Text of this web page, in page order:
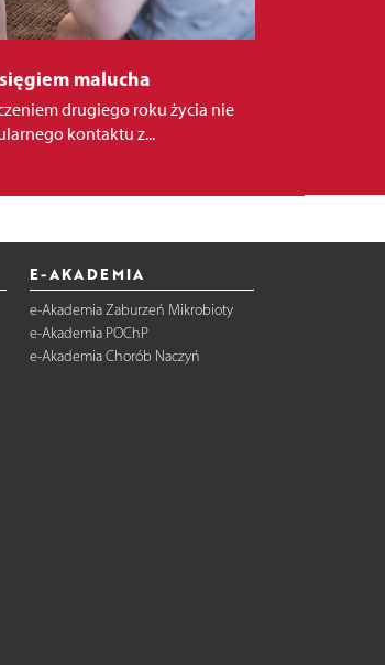
malucha
drugiego roku życia nie
kontaktu z...
E-AKADEMIA
e-Akademia Zaburzeń Mikrobioty
e-Akademia POChP
e-Akademia Chorób Naczyń